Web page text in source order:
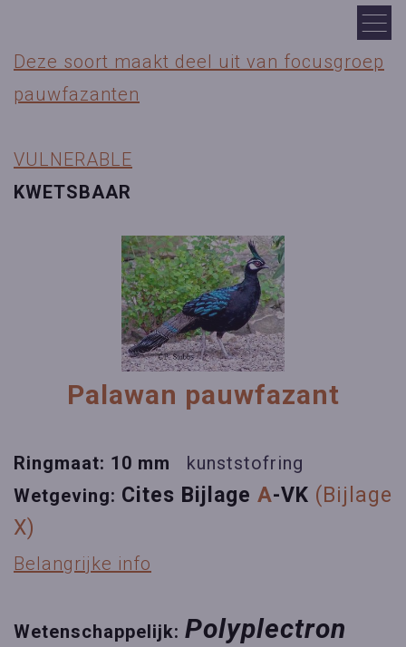
Deze soort maakt deel uit van focusgroep
pauwfazanten
VULNERABLE
KWETSBAAR
Palawan pauwfazant
Ringmaat: 10 mm kunststofring
Wetgeving: Cites Bijlage A-VK (Bijlage
X)
Belangrijke info
Wetenschappelijk: Polyplectron